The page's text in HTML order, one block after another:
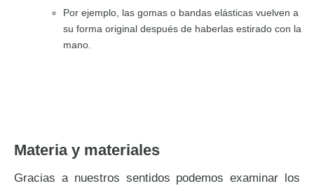
Por ejemplo, las gomas o bandas elásticas vuelven a
su forma original después de haberlas estirado con la
mano.
Materia y materiales
Gracias a nuestros sentidos podemos examinar los